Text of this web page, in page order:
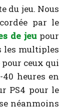
du jeu. Nous
par le
de jeupour
les multiples
ceux qui
heures en
PS4 pour le
néanmoins